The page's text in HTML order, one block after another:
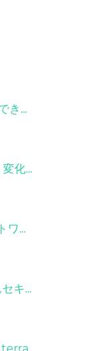
き...
化...
ワ...
キ...